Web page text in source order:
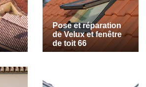
Pose et réparation
de Velux et fenêtre
de toit 66